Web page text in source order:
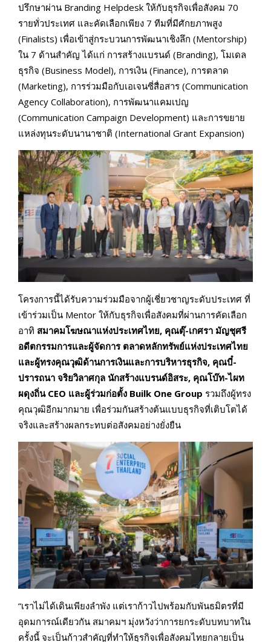
ปรึกษาผ่าน Branding Helpdesk ให้กับธุรกิจเพื่อสังคม 70
รายทั่วประเทศ และคัดเลือกเพียง 7 ทีมที่มีศักยภาพสูง
(Finalists) เพื่อเข้าสู่กระบวนการพัฒนาเชิงลึก (Mentorship)
ใน 7 ด้านสำคัญ ได้แก่ การสร้างแบรนด์ (Branding), โมเดล
ธุรกิจ (Business Model), การเงิน (Finance), การตลาด
(Marketing), การร่วมมือกับเอเจนซี่สื่อสาร (Communication
Agency Collaboration), การพัฒนาแคมเปญ
(Communication Campaign Development) และการขยาย
แหล่งทุนระดับนานาชาติ (International Grant Expansion)
โครงการนี้ได้รับความร่วมมือจากผู้เชี่ยวชาญระดับประเทศ ที่
เข้าร่วมเป็น Mentor ให้กับธุรกิจเพื่อสังคมที่ผ่านการคัดเลือก
อาทิ สมาคมโฆษณาแห่งประเทศไทย, คุณตุ๊-เกศรา มัญชุศรี
อดีตกรรมการและผู้จัดการ ตลาดหลักทรัพย์แห่งประเทศไทย
และผู้ทรงคุณวุฒิด้านการเงินและการบริหารธุรกิจ, คุณบี๋-
ปรารถนา จริยวิลาศกุล นักสร้างแบรนด์อิสระ, คุณโบ๊ท-ไผท
ผดุงถิ่น CEO และผู้ร่วมก่อตั้ง Builk One Group รวมถึงผู้ทรง
คุณวุฒิอีกมากมาย เพื่อร่วมกันสร้างต้นแบบธุรกิจที่เติบโตได้
จริงและสร้างผลกระทบต่อสังคมอย่างยั่งยืน
“เราไม่ได้เดินเพียงลำพัง แต่เราก้าวไปพร้อมกับพันธมิตรที่มี
อุดมการณ์เดียวกัน สมาคมฯ มุ่งหวังว่าการยกระดับบทบาทใน
ครั้งนี้ จะเป็นก้าวสำคัญที่ทำให้ธุรกิจเพื่อสังคมไทยกลายเป็น